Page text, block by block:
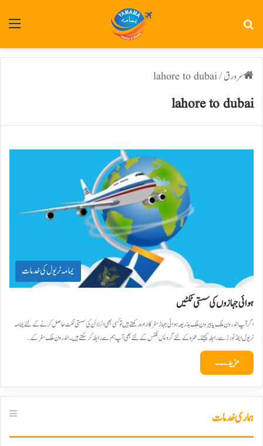
سرورق/
lahore to dubai
lahore to dubai
یمامہ ٹریول کی خدمات
ہوائی جہازوں کی سستی ٹکٹیں
اگر آپ اندرون ملک یا بیرون ملک بذریعہ ہوائی جہاز سفر کا ارادہ رکھتے ہیں تو کسی بھی ائرلائن کی سستی ٹکٹ حاصل کرنے کے لئے یمامہ
ٹریول اینڈ ٹورز سے رابطہ کیجئے۔عمرہ کے لئے گروپس ٹکٹس کے لئے بھی آپ ہم سے رابطہ کرسکتے ہیں۔ اندرون ملک سفر کے…
مزید۔۔۔
ہماری خدمات